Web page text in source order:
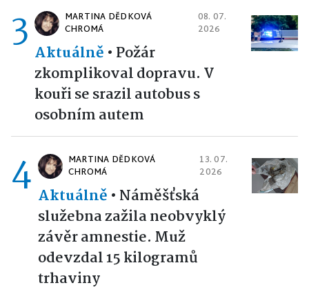
3
MARTINA DĚDKOVÁ
CHROMÁ
08. 07.
2026
Aktuálně • Požár
zkomplikoval dopravu. V
kouři se srazil autobus s
osobním autem
4
MARTINA DĚDKOVÁ
CHROMÁ
13. 07.
2026
Aktuálně • Náměšťská
služebna zažila neobvyklý
závěr amnestie. Muž
odevzdal 15 kilogramů
trhaviny